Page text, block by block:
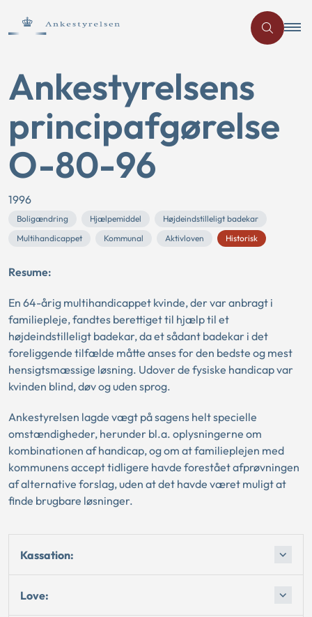
Ankestyrelsens
principafgørelse
O-80-96
1996
Boligændring Hjælpemiddel
Højdeindstilleligt badekar
Multihandicappet
Kommunal Aktivloven Historisk
Resume:
En 64-årig multihandicappet kvinde, der var anbragt i
familiepleje, fandtes berettiget til hjælp til et
højdeindstilleligt badekar, da et sådant badekar i det
foreliggende tilfælde måtte anses for den bedste og mest
hensigtsmæssige løsning. Udover de fysiske handicap var
kvinden blind, døv og uden sprog.
Ankestyrelsen lagde vægt på sagens helt specielle
omstændigheder, herunder bl.a. oplysningerne om
kombinationen af handicap, og om at familieplejen med
kommunens accept tidligere havde forestået afprøvningen
af alternative forslag, uden at det havde været muligt at
finde brugbare løsninger.
Kassation:
Love: